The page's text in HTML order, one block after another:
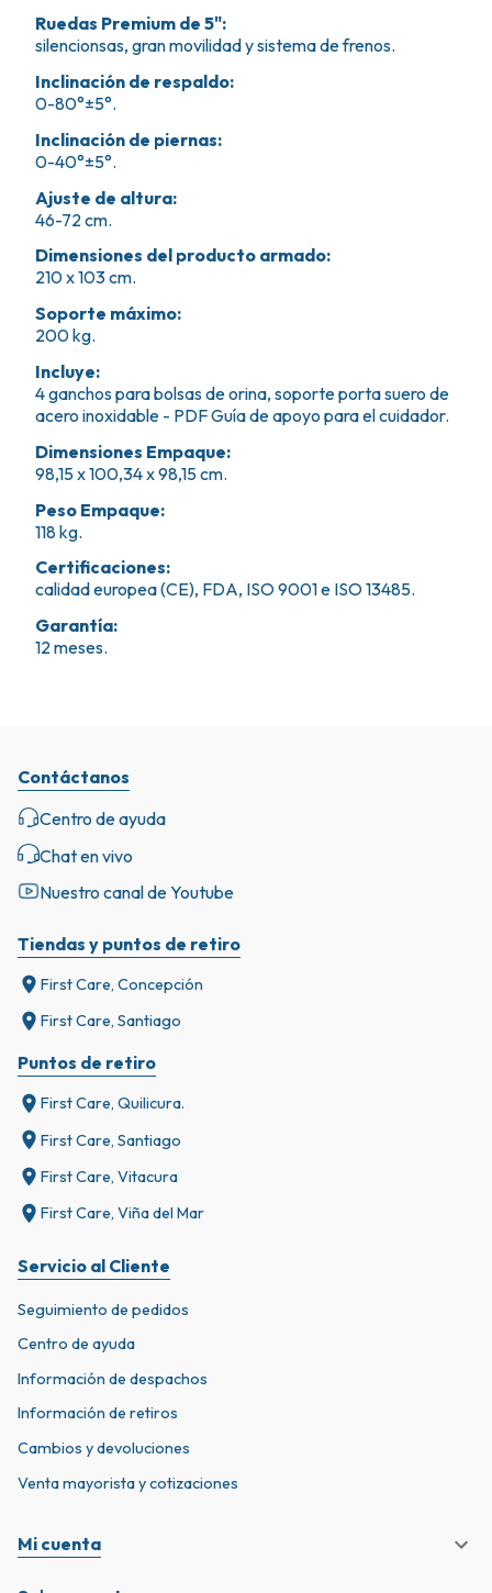
Ruedas Premium de 5":
silencionsas, gran movilidad y sistema de frenos.
Inclinación de respaldo:
0-80°±5°.
Inclinación de piernas:
0-40°±5°.
Ajuste de altura:
46-72 cm.
Dimensiones del producto armado:
210 x 103 cm.
Soporte máximo:
200 kg.
Incluye:
4 ganchos para bolsas de orina, soporte porta suero de
acero inoxidable - PDF Guía de apoyo para el cuidador.
Dimensiones Empaque:
98,15 x 100,34 x 98,15 cm.
Peso Empaque:
118 kg.
Certificaciones:
calidad europea (CE), FDA, ISO 9001 e ISO 13485.
Garantía:
12 meses.
Tiendas y puntos de retiro
First Care, Concepción
First Care, Santiago
Puntos de retiro
First Care, Quilicura.
First Care, Santiago
First Care, Vitacura
First Care, Viña del Mar
Servicio al Cliente
Seguimiento de pedidos
Centro de ayuda
Información de despachos
Información de retiros
Cambios y devoluciones
Venta mayorista y cotizaciones
Mi cuenta
Contáctanos
Centro de ayuda
Chat en vivo
Nuestro canal de Youtube